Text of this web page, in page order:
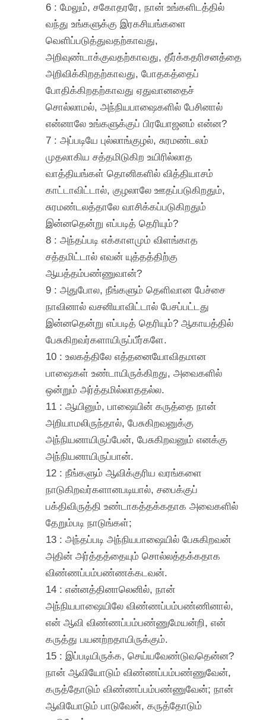
6 : மேலும், சகோதரரே, நான் உங்களிடத்தில்
வந்து உங்களுக்கு இரகசியங்களை
வெளிப்படுத்துவதற்காவது,
அறிவுண்டாக்குவதற்காவது, தீர்க்கதரிசனத்தை
அறிவிக்கிறதற்காவது, போதகத்தைப்
போதிக்கிறதற்காவது ஏதுவானதைச்
சொல்லாமல், அந்நியபாஷைகளில் பேசினால்
என்னாலே உங்களுக்குப் பிரயோஜனம் என்ன?
7 : அப்படியே புல்லாங்குழல், சுரமண்டலம்
முதலாகிய சத்தமிடுகிற உயிரில்லாத
வாத்தியங்கள் தொனிகளில் வித்தியாசம்
காட்டாவிட்டால், குழலாலே ஊதப்படுகிறதும்,
சுரமண்டலத்தாலே வாசிக்கப்படுகிறதும்
இன்னதென்று எப்படித் தெரியும்?
8 : அந்தப்படி எக்காளமும் விளங்காத
சத்தமிட்டால் எவன் யுத்தத்திற்கு
ஆயத்தம்பண்ணுவான்?
9 : அதுபோல, நீங்களும் தெளிவான பேச்சை
நாவினால் வசனியாவிட்டால் பேசப்பட்டது
இன்னதென்று எப்படித் தெரியும்? ஆகாயத்தில்
பேசுகிறவர்களாயிருப்பீர்களே.
10 : உலகத்திலே எத்தனையோவிதமான
பாஷைகள் உண்டாயிருக்கிறது, அவைகளில்
ஒன்றும் அர்த்தமில்லாததல்ல.
11 : ஆயினும், பாஷையின் கருத்தை நான்
அறியாமலிருந்தால், பேசுகிறவனுக்கு
அந்நியனாயிருப்பேன், பேசுகிறவனும் எனக்கு
அந்நியனாயிருப்பான்.
12 : நீங்களும் ஆவிக்குரிய வரங்களை
நாடுகிறவர்களானபடியால், சபைக்குப்
பக்திவிருத்தி உண்டாகத்தக்கதாக அவைகளில்
தேறும்படி நாடுங்கள்;
13 : அந்தப்படி அந்நியபாஷையில் பேசுகிறவன்
அதின் அர்த்தத்தையும் சொல்லத்தக்கதாக
விண்ணப்பம்பண்ணக்கடவன்.
14 : என்னத்தினாலெனில், நான்
அந்நியபாஷையிலே விண்ணப்பம்பண்ணினால்,
என் ஆவி விண்ணப்பம்பண்ணுமேயன்றி, என்
கருத்து பயனற்றதாயிருக்கும்.
15 : இப்படியிருக்க, செய்யவேண்டுவதென்ன?
நான் ஆவியோடும் விண்ணப்பம்பண்ணுவேன்,
கருத்தோடும் விண்ணப்பம்பண்ணுவேன்; நான்
ஆவியோடும் பாடுவேன், கருத்தோடும்